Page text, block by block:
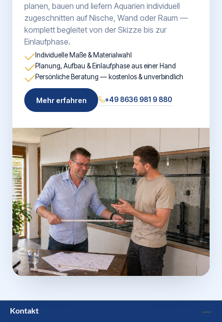
planen, bauen und liefern Aquarien individuell
zugeschnitten auf Nische, Wand oder Raum —
komplett begleitet von der Skizze bis zur
Einlaufphase.
Individuelle Maße & Materialwahl
Planung, Aufbau & Einlaufphase aus einer Hand
Persönliche Beratung — kostenlos & unverbindlich
Mehr erfahren +49 8636 981 9 880
Kontakt